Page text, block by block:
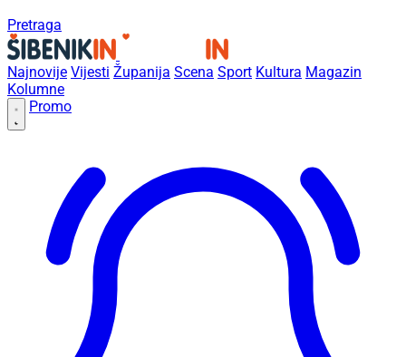
Pretraga
Najnovije Vijesti Županija Scena Sport Kultura Magazin
Kolumne
Promo